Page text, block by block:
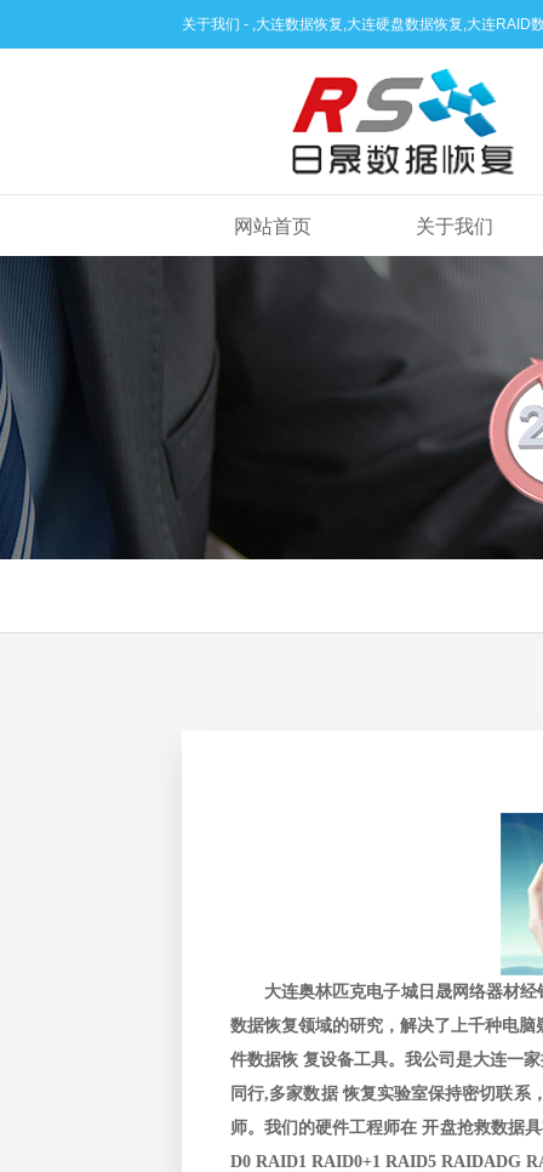
关于我们 - ,大连数据恢复,大连硬盘数据恢复,大连
网站首页 关于我们
大连奥林匹克电子城日晟网络器材经
数据恢复领域的研究，解决了上千种电
件数据恢 复设备工具。我公司是大连一
同行,多家数据 恢复实验室保持密切联系
师。我们的硬件工程师在 开盘抢救数据
D0 RAID1 RAID0+1 RAID5 RAIDADG